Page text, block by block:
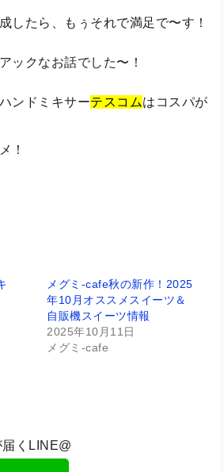
したら、もぅそれで満足で〜す！
ックなお話でした〜！
ンドミキサーテスコムはコスパが
！
メグミ-cafe秋の新作！2025
年10月オススメスイーツ＆
自販機スイーツ情報
2025年10月11日
メグミ-cafe
くLINE@